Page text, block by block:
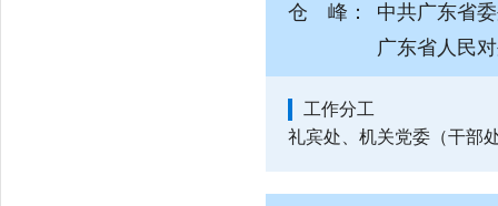
仓 峰：
中共广东省
广东省人民
工作分工
礼宾处、机关党委（干部